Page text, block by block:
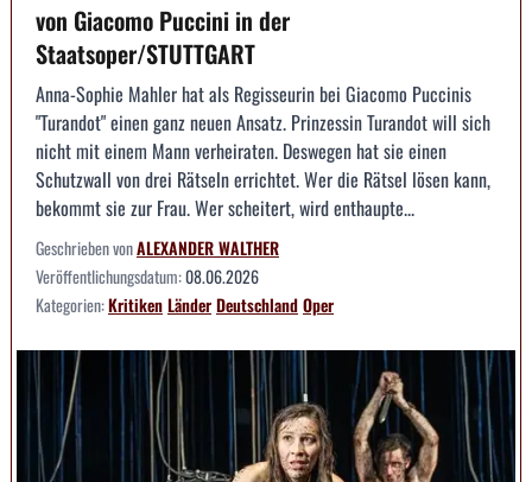
von Giacomo Puccini in der
Staatsoper/STUTTGART
Anna-Sophie Mahler hat als Regisseurin bei Giacomo Puccinis
"Turandot" einen ganz neuen Ansatz. Prinzessin Turandot will sich
nicht mit einem Mann verheiraten. Deswegen hat sie einen
Schutzwall von drei Rätseln errichtet. Wer die Rätsel lösen kann,
bekommt sie zur Frau. Wer scheitert, wird enthaupte...
Geschrieben vonALEXANDER WALTHER
Veröffentlichungsdatum:08.06.2026
Kategorien:KritikenLänderDeutschlandOper